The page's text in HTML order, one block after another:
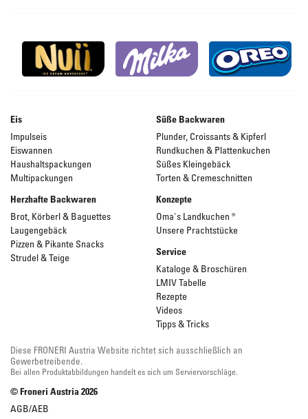
Eis
Impulseis
Eiswannen
Haushaltspackungen
Multipackungen
Süße Backwaren
Plunder, Croissants & Kipferl
Rundkuchen & Plattenkuchen
Süßes Kleingebäck
Torten & Cremeschnitten
Herzhafte Backwaren
Brot, Körberl & Baguettes
Laugengebäck
Pizzen & Pikante Snacks
Strudel & Teige
Konzepte
Oma's Landkuchen ®
Unsere Prachtstücke
Service
Kataloge & Broschüren
LMIV Tabelle
Rezepte
Videos
Tipps & Tricks
Diese FRONERI Austria Website richtet sich ausschließlich an
Gewerbetreibende.
Bei allen Produktabbildungen handelt es sich um Serviervorschläge.
© Froneri Austria2026
AGB/AEB